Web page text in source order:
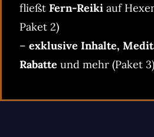
fließt Fern-Reiki auf
Paket 2)
– exklusive Inhalte,
Rabatte und mehr (Paket 3)